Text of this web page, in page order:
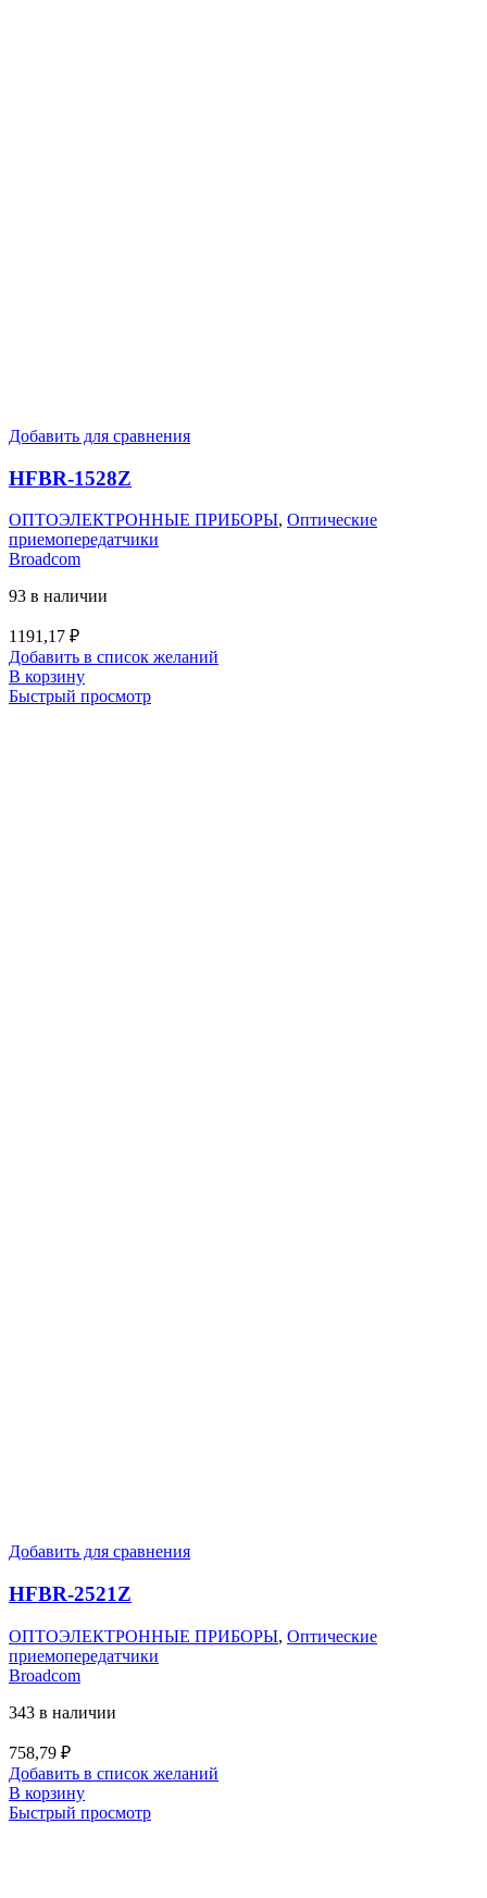
Добавить для сравнения
HFBR-1528Z
ОПТОЭЛЕКТРОННЫЕ ПРИБОРЫ, Оптические
приемопередатчики
Broadcom
93 в наличии
1191,17 ₽
Добавить в список желаний
В корзину
Быстрый просмотр
Добавить для сравнения
HFBR-2521Z
ОПТОЭЛЕКТРОННЫЕ ПРИБОРЫ, Оптические
приемопередатчики
Broadcom
343 в наличии
758,79 ₽
Добавить в список желаний
В корзину
Быстрый просмотр